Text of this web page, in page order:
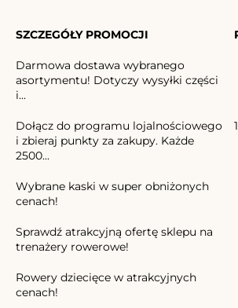
SZCZEGÓŁY PROMOCJI
Darmowa dostawa wybranego
asortymentu! Dotyczy wysyłki części
i...
Dołącz do programu lojalnościowego
i zbieraj punkty za zakupy. Każde
2500...
Wybrane kaski w super obniżonych
cenach!
Sprawdź atrakcyjną ofertę sklepu na
trenażery rowerowe!
Rowery dziecięce w atrakcyjnych
cenach!